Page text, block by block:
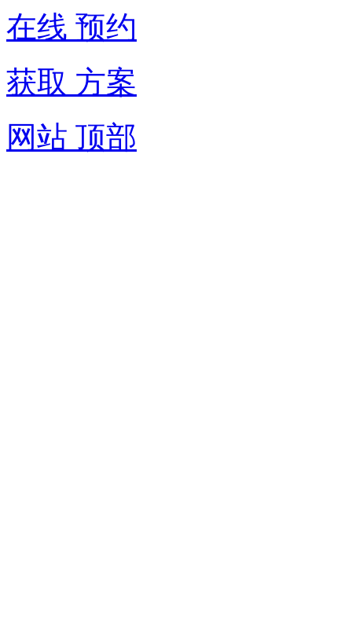
在线 预约
获取 方案
网站 顶部